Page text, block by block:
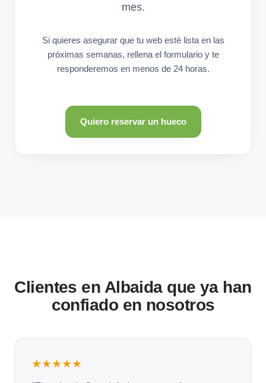
mes.
Si quieres asegurar que tu web esté lista en las
próximas semanas, rellena el formulario y te
responderemos en menos de 24 horas.
Quiero reservar un hueco
Clientes en Albaida que ya han
confiado en nosotros
★★★★★